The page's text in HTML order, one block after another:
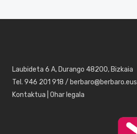
Laubideta 6 A, Durango 48200, Bizkaia
Tel. 946 201 918 / berbaro@berbaro.eus
Kontaktua Ohar legala